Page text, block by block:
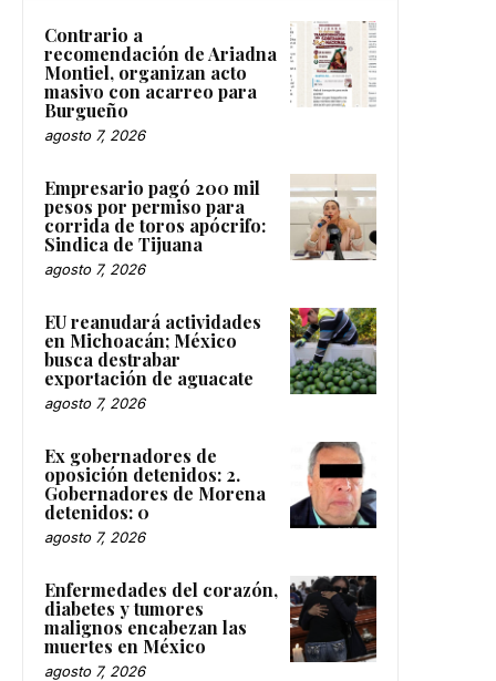
Contrario a
recomendación de Ariadna
Montiel, organizan acto
masivo con acarreo para
Burgueño
agosto 7, 2026
Empresario pagó 200 mil
pesos por permiso para
corrida de toros apócrifo:
Sindica de Tijuana
agosto 7, 2026
EU reanudará actividades
en Michoacán; México
busca destrabar
exportación de aguacate
agosto 7, 2026
Ex gobernadores de
oposición detenidos: 2.
Gobernadores de Morena
detenidos: 0
agosto 7, 2026
Enfermedades del corazón,
diabetes y tumores
malignos encabezan las
muertes en México
agosto 7, 2026